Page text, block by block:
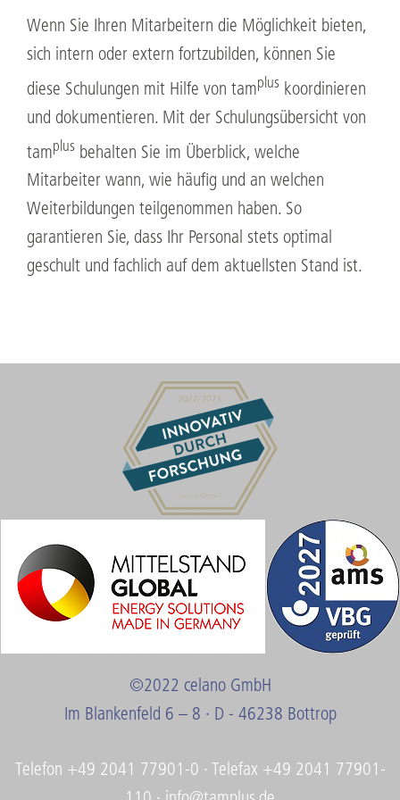
Wenn Sie Ihren Mitarbeitern die Möglichkeit bieten,
sich intern oder extern fortzubilden, können Sie
diese Schulungen mit Hilfe von tamplus koordinieren
und dokumentieren. Mit der Schulungsübersicht von
tamplus behalten Sie im Überblick, welche
Mitarbeiter wann, wie häufig und an welchen
Weiterbildungen teilgenommen haben. So
garantieren Sie, dass Ihr Personal stets optimal
geschult und fachlich auf dem aktuellsten Stand ist.
©2022 celano GmbH
Im Blankenfeld 6 – 8 · D - 46238 Bottrop
Telefon +49 2041 77901-0 · Telefax +49 2041 77901-